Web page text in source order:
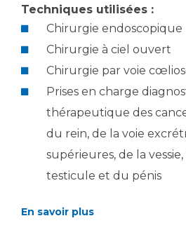
Nos indicateurs qualité et de
Protection des données
Sécurité
Les recherches en
Techniques utilisées :
Chirurgie endoscopique
Chirurgie à ciel ouvert
Chirurgie par voie
Prises en charge
thérapeutique des
du rein, de la voie
supérieures, de la
testicule et du pénis
En savoir plus